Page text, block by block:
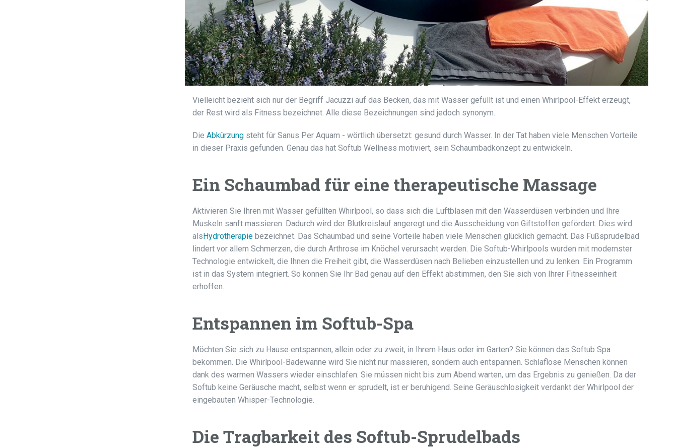
Vielleicht bezieht sich nur der Begriff Jacuzzi auf das Becken, das mit Wasser gefüllt ist und einen Whirlpool-Effekt erzeugt,
der Rest wird als Fitness bezeichnet. Alle diese Bezeichnungen sind jedoch synonym.
Die Abkürzung steht für Sanus Per Aquam - wörtlich übersetzt: gesund durch Wasser. In der Tat haben viele Menschen Vorteile
in dieser Praxis gefunden. Genau das hat Softub Wellness motiviert, sein Schaumbadkonzept zu entwickeln.
Ein Schaumbad für eine therapeutische Massage
Aktivieren Sie Ihren mit Wasser gefüllten Whirlpool, so dass sich die Luftblasen mit den Wasserdüsen verbinden und Ihre
Muskeln sanft massieren. Dadurch wird der Blutkreislauf angeregt und die Ausscheidung von Giftstoffen gefördert. Dies wird
alsHydrotherapie bezeichnet. Das Schaumbad und seine Vorteile haben viele Menschen glücklich gemacht. Das Fußsprudelbad
lindert vor allem Schmerzen, die durch Arthrose im Knöchel verursacht werden. Die Softub-Whirlpools wurden mit modernster
Technologie entwickelt, die Ihnen die Freiheit gibt, die Wasserdüsen nach Belieben einzustellen und zu lenken. Ein Programm
ist in das System integriert. So können Sie Ihr Bad genau auf den Effekt abstimmen, den Sie sich von Ihrer Fitnesseinheit
erhoffen.
Entspannen im Softub-Spa
Möchten Sie sich zu Hause entspannen, allein oder zu zweit, in Ihrem Haus oder im Garten? Sie können das Softub Spa
bekommen. Die Whirlpool-Badewanne wird Sie nicht nur massieren, sondern auch entspannen. Schlaflose Menschen können
dank des warmen Wassers wieder einschlafen. Sie müssen nicht bis zum Abend warten, um das Ergebnis zu genießen. Da der
Softub keine Geräusche macht, selbst wenn er sprudelt, ist er beruhigend. Seine Geräuschlosigkeit verdankt der Whirlpool der
eingebauten Whisper-Technologie.
Die Tragbarkeit des Softub-Sprudelbads